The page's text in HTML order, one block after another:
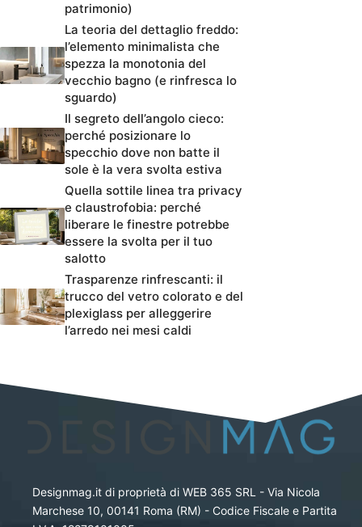
patrimonio)
La teoria del dettaglio freddo:
l’elemento minimalista che
spezza la monotonia del
vecchio bagno (e rinfresca lo
sguardo)
Il segreto dell’angolo cieco:
perché posizionare lo
specchio dove non batte il
sole è la vera svolta estiva
Quella sottile linea tra privacy
e claustrofobia: perché
liberare le finestre potrebbe
essere la svolta per il tuo
salotto
Trasparenze rinfrescanti: il
trucco del vetro colorato e del
plexiglass per alleggerire
l’arredo nei mesi caldi
Designmag.it di proprietà di WEB 365 SRL - Via Nicola
Marchese 10, 00141 Roma (RM) - Codice Fiscale e Partita